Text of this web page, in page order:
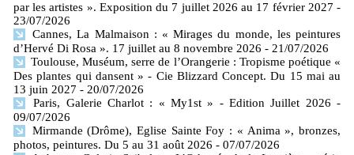
par les artistes ». Exposition du 7 juillet 2026 au 17 février 2027 -
23/07/2026
Cannes, La Malmaison : « Mirages du monde, les peintures
d’Hervé Di Rosa ». 17 juillet au 8 novembre 2026 - 21/07/2026
Toulouse, Muséum, serre de l’Orangerie : Tropisme poétique «
Des plantes qui dansent » - Cie Blizzard Concept. Du 15 mai au
13 juin 2027 - 20/07/2026
Paris, Galerie Charlot : « My1st » - Edition Juillet 2026 -
09/07/2026
Mirmande (Drôme), Eglise Sainte Foy : « Anima », bronzes,
photos, peintures. Du 5 au 31 août 2026 - 07/07/2026